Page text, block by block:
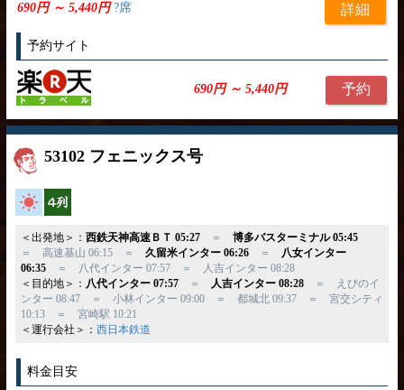
690円 ～ 5,440円?席 詳細
予約サイト
690円 ～ 5,440円 予約
53102 フェニックス号
高速バス
＜出発地＞： 西鉄天神高速ＢＴ 05:27＝ 博多バスターミナル 05:45
＝ 高速基山 06:15 ＝ 久留米インター 06:26＝
八女インター
06:35＝ 八代インター 07:57 ＝ 人吉インター 08:28
＜目的地＞： 八代インター 07:57＝ 人吉インター 08:28＝ えびのイ
ンター 08:47 ＝ 小林インター 09:00 ＝ 都城北 09:37 ＝ 宮交シティ
10:13 ＝ 宮崎駅 10:21
＜運行会社＞： 西日本鉄道
料金目安